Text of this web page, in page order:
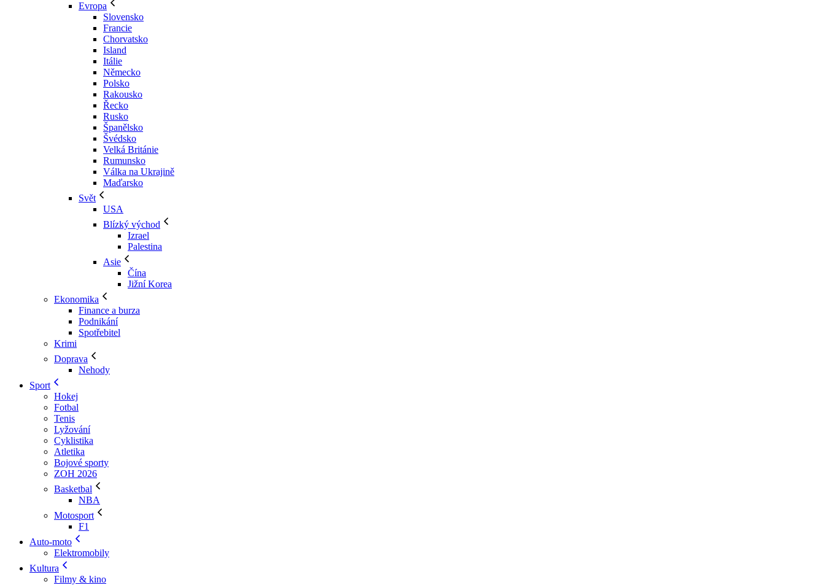
Evropa
Slovensko
Francie
Chorvatsko
Island
Itálie
Německo
Polsko
Rakousko
Řecko
Rusko
Španělsko
Švédsko
Velká Británie
Rumunsko
Válka na Ukrajině
Maďarsko
Svět
USA
Blízký východ
Izrael
Palestina
Asie
Čína
Jižní Korea
Ekonomika
Finance a burza
Podnikání
Spotřebitel
Krimi
Doprava
Nehody
Sport
Hokej
Fotbal
Tenis
Lyžování
Cyklistika
Atletika
Bojové sporty
ZOH 2026
Basketbal
NBA
Motosport
F1
Auto-moto
Elektromobily
Kultura
Filmy & kino